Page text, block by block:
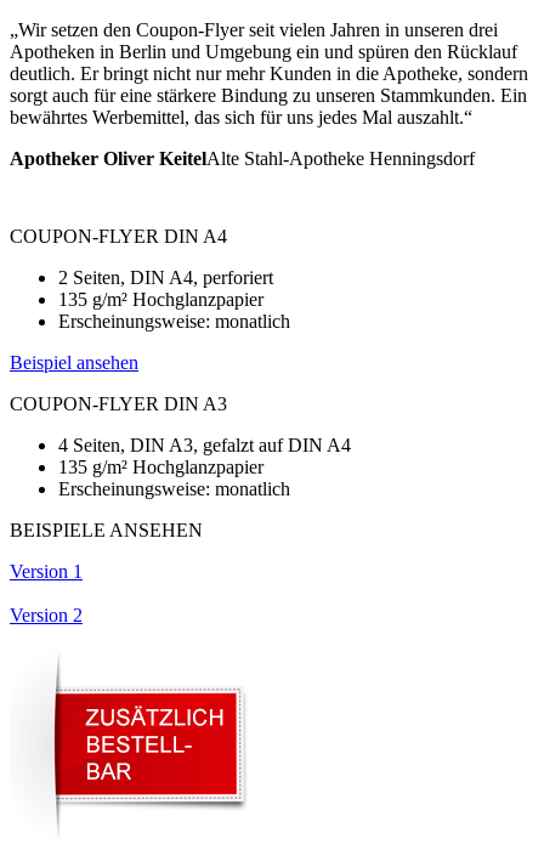
„Wir setzen den Coupon-Flyer seit vielen Jahren in unseren drei
Apotheken in Berlin und Umgebung ein und spüren den Rücklauf
deutlich. Er bringt nicht nur mehr Kunden in die Apotheke, sondern
sorgt auch für eine stärkere Bindung zu unseren Stammkunden. Ein
bewährtes Werbemittel, das sich für uns jedes Mal auszahlt.“
Apotheker Oliver KeitelAlte Stahl-Apotheke Henningsdorf
COUPON-FLYER DIN A4
2 Seiten, DIN A4, perforiert
135 g/m² Hochglanzpapier
Erscheinungsweise: monatlich
Beispiel ansehen
COUPON-FLYER DIN A3
4 Seiten, DIN A3, gefalzt auf DIN A4
135 g/m² Hochglanzpapier
Erscheinungsweise: monatlich
BEISPIELE ANSEHEN
Version 1
Version 2